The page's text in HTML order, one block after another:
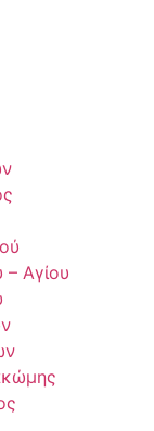
Αγίου